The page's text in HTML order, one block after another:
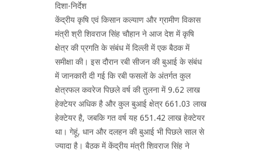
दिशा-निर्देश
केंद्रीय कृषि एवं किसान कल्याण और ग्रामीण विकास
मंत्री श्री शिवराज सिंह चौहान ने आज देश में कृषि
क्षेत्र की प्रगति के संबंध में दिल्ली में एक बैठक में
समीक्षा की। इस दौरान रबी सीजन की बुआई के संबंध
में जानकारी दी गई कि रबी फसलों के अंतर्गत कुल
क्षेत्रफल कवरेज पिछले वर्ष की तुलना में 9.62 लाख
हेक्टेयर अधिक है और कुल बुआई क्षेत्र 661.03 लाख
हेक्टेयर है, जबकि गत वर्ष यह 651.42 लाख हेक्टेयर
था। गेहूं, धान और दलहन की बुआई भी पिछले साल से
ज्यादा है। बैठक में केंद्रीय मंत्री शिवराज सिंह ने